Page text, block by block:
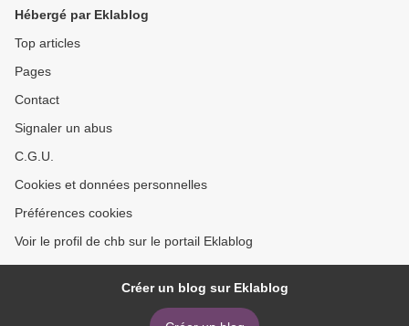
Hébergé par Eklablog
Top articles
Pages
Contact
Signaler un abus
C.G.U.
Cookies et données personnelles
Préférences cookies
Voir le profil de chb sur le portail Eklablog
Créer un blog sur Eklablog